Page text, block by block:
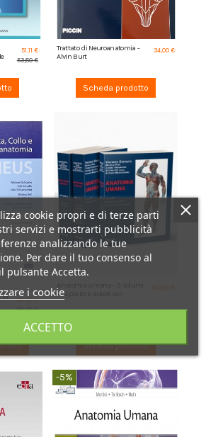
51,11 €
53,80 €
Trattato di Neuroanatomia -
Alvin Burt
34,00 €
Scheda prodotto
di
85,50 €
90,00 €
- Esposito e autori vari
180,00 €
Scheda prodotto
-5%
cookie propri e di terze parti
servizi e mostrarti pubblicità
analizzando le tue
Per dare il tuo consenso al
pulsante Accetta.
i cookie
ACCETTO